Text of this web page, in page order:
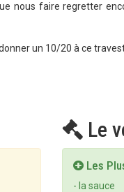
nous faire regretter
un 10/20 à ce
Le
Les
- la sauce